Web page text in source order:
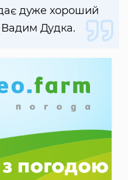
дуже хороший
Дудка.